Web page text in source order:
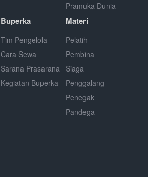
Pramuka Dunia
Buperka
Tim Pengelola
Cara Sewa
Sarana Prasarana
Kegiatan Buperka
Materi
Pelatih
Pembina
Siaga
Penggalang
Penegak
Pandega